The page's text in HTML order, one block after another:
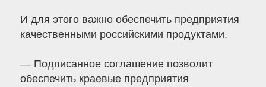
И для этого важно обеспечить предприятия
качественными российскими продуктами.
— Подписанное соглашение позволит
обеспечить краевые предприятия